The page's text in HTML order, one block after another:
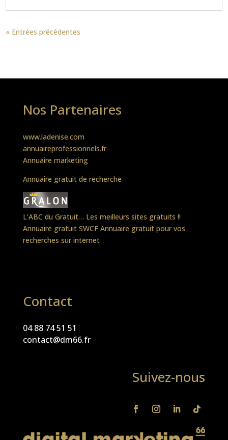
« Entrées précédentes
Nos Partenaires
www.ladenise.com
annuaireprofessionnels.fr
Annuaire marketing
Annuaire gratuit de recherche
L’ABC du Gratuit… Les meilleurs sites gratuits !!
Annuaire gratuit SWCF Annuaire gratuit pour vos
recherches sur internet
Contact
04 88 74 51 51
contact@dm66.fr
Suivez-nous